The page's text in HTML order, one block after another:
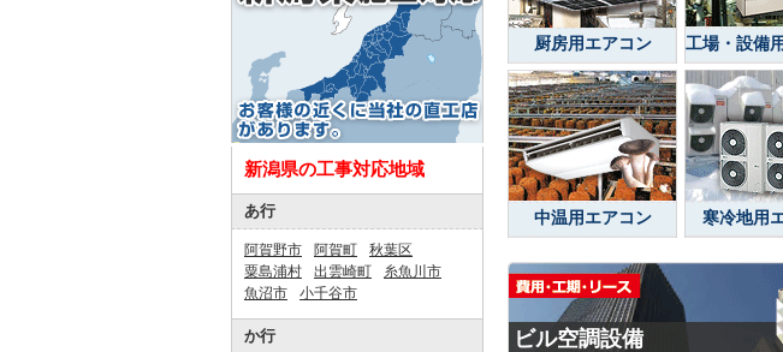
厨房用エアコン 工場・設備
中温用エアコン 寒冷地用
ビル空調設備
新潟県の工事対応地域
あ行
阿賀野市 阿賀町
秋葉区
粟島浦村
出雲崎町
糸魚川市
魚沼市
小千谷市
か行